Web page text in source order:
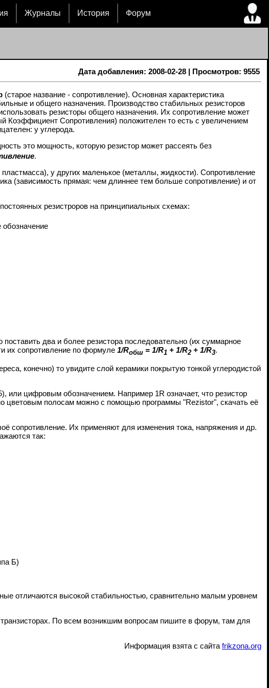
Журналы История Форум
Дата добавления: 2008-02-28 | Просмотров: 9555
(старое название - сопротивление). Основная характеристика
и общего назначения. Производство стабильных резисторов
резисторы общего назначения. Их сопротивление может
Коэффициент Сопротивления) положителен то есть с увеличением
у углерода.
это мощность, которую резистор может рассеять без
.
у других маленькое (металлы, жидкости). Сопротивление
(зависимость прямая: чем длиннее тем больше сопротивление) и от
резистроров на принципиальных схемах:
обозначение
два и более резистора последовательно (их суммарное
их сопротивление по формуле 1/Rобш = 1/R1 + 1/R2 + 1/R3.
конечно) то увидите слой керамики покрытую тонкой углеродистой
или цифровым обозначением. Например 1R означает, что резистор
цветовым полосам можно с помощью программы "Rezistor", скачать её
сопротивление. Их применяют для изменения тока, напряжения и др.
так:
Б)
отличаются высокой стабильностью, сравнительно малым уровнем
По всем возникшим вопросам пишите в форум, там для
Информация взята с сайта frikzona.org